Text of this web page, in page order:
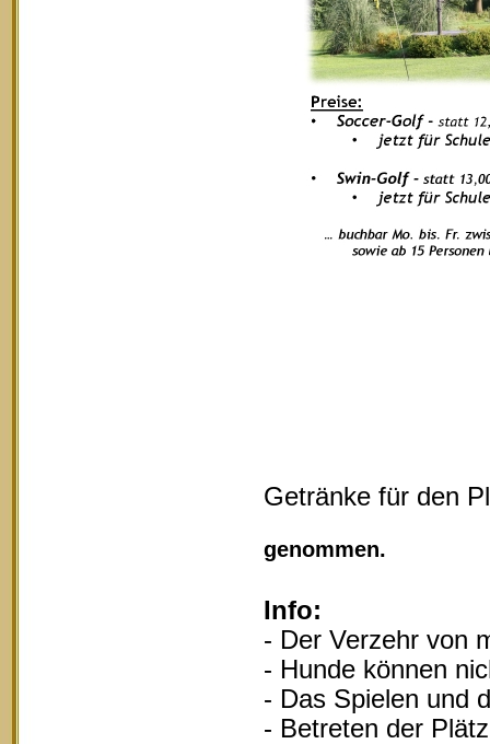
Getränke für den
genommen.
Info:
- Der Verzehr von
- Hunde können
- Das Spielen und
- Betreten der